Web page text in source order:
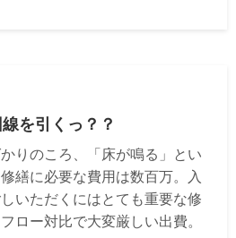
を引くっ？？
りのころ、「床が鳴る」とい
繕に必要な費用は数百万。入
いただくにはとても重要な修
ロー対比で大変厳しい出費。